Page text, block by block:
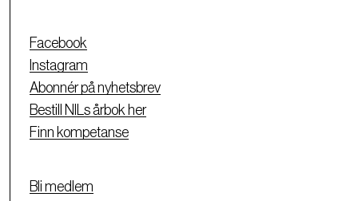
Facebook
Instagram
Abonnér på nyhetsbrev
Bestill NILs årbok her
Finn kompetanse
Bli medlem